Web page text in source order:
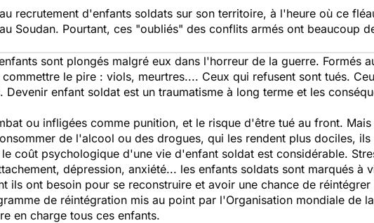
recrutement d'enfants soldats sur son territoire, à l'heure où ce
Soudan. Pourtant, ces "oubliés" des conflits armés ont beaucoup
sont plongés malgré eux dans l'horreur de la guerre. Formés
le pire : viols, meurtres.... Ceux qui refusent sont tués.
enfant soldat est un traumatisme à long terme et les
ou infligées comme punition, et le risque d'être tué au front.
de l'alcool ou des drogues, qui les rendent plus dociles, ils
coût psychologique d'une vie d'enfant soldat est considérable.
dépression, anxiété... les enfants soldats sont marqués à
ils ont besoin pour se reconstruire et avoir une chance de
de réintégration mis au point par l'Organisation mondiale de
en charge tous ces enfants.